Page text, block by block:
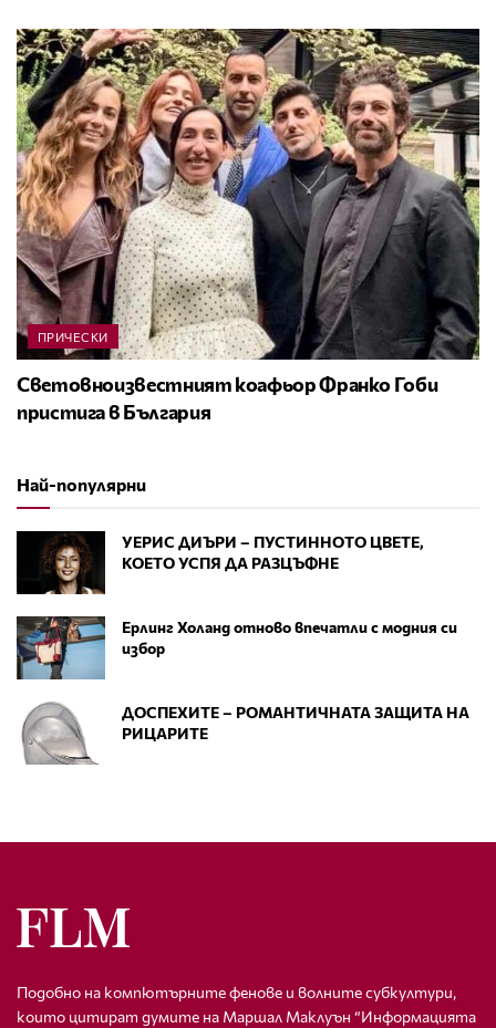
ПРИЧЕСКИ
Световноизвестният коафьор Франко Гоби
пристига в България
Най-популярни
УЕРИС ДИЪРИ – ПУСТИННОТО ЦВЕТЕ,
КОЕТО УСПЯ ДА РАЗЦЪФНЕ
Ерлинг Холанд отново впечатли с модния си
избор
ДОСПЕХИТЕ – РОМАНТИЧНАТА ЗАЩИТА НА
РИЦАРИТЕ
Подобно на компютърните фенове и волните субкултури,
които цитират думите на Маршал Маклуън “Информацията